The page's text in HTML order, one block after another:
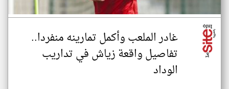
غادر الملعب وأكمل تمارينه منفردا..
تفاصيل واقعة زياش في تداريب
الوداد